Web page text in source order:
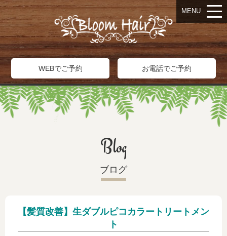
WEBでご予約 お電話でご予約
MENU
Blog
ブログ
【髪質改善】生ダブルピコカラートリートメン
ト